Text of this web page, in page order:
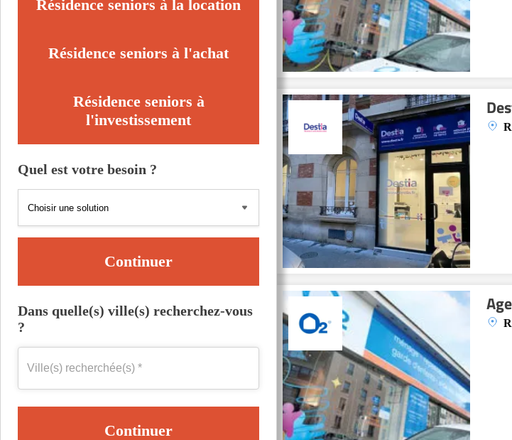
Résidence seniors à la location
Résidence seniors à l'achat
Résidence seniors à
l'investissement
Quel est votre besoin ?
Continuer
Dans quelle(s) ville(s) recherchez-vous
?
Continuer